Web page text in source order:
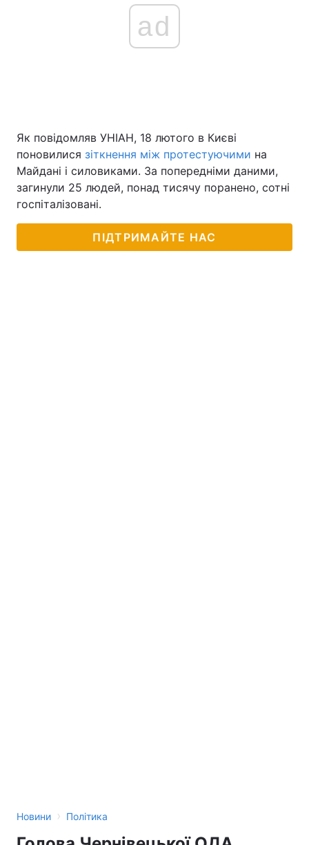
ad
Як повідомляв УНІАН, 18 лютого в Києві
поновилися зіткнення між протестуючими на
Майдані і силовиками. За попередніми даними,
загинули 25 людей, понад тисячу поранено, сотні
госпіталізовані.
ПІДТРИМАЙТЕ НАС
Новини › Політика